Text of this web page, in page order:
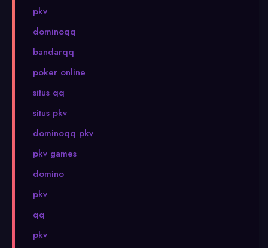
pkv
dominoqq
bandarqq
poker online
situs qq
situs pkv
dominoqq pkv
pkv games
domino
pkv
qq
pkv